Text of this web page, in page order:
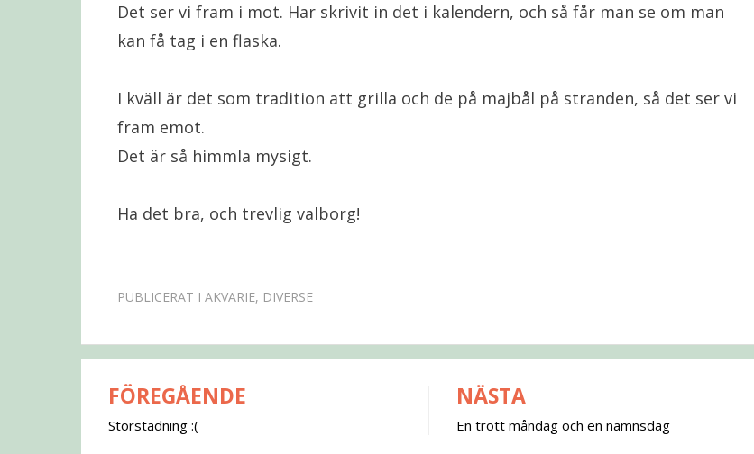
Det ser vi fram i mot. Har skrivit in det i kalendern, och så får man se om man
kan få tag i en flaska.
I kväll är det som tradition att grilla och de på majbål på stranden, så det ser vi
fram emot.
Det är så himmla mysigt.
Ha det bra, och trevlig valborg!
PUBLICERAT I AKVARIE, DIVERSE
Inläggsnavigering
FÖREGÅENDE
Storstädning :(
NÄSTA
En trött måndag och en namnsdag